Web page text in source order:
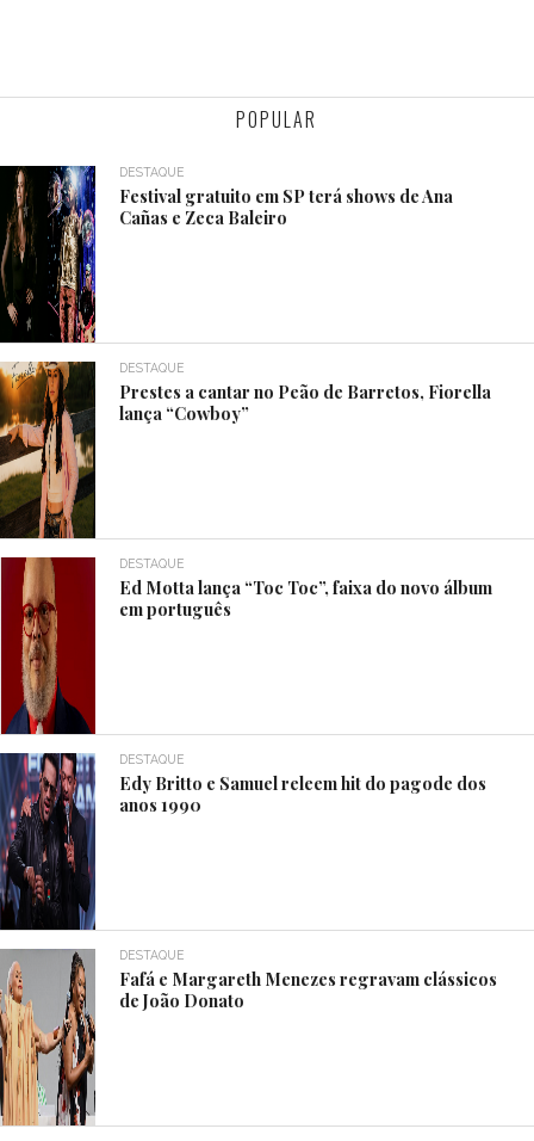
POPULAR
DESTAQUE
Festival gratuito em SP terá shows de Ana
Cañas e Zeca Baleiro
DESTAQUE
Prestes a cantar no Peão de Barretos, Fiorella
lança “Cowboy”
DESTAQUE
Ed Motta lança “Toc Toc”, faixa do novo álbum
em português
DESTAQUE
Edy Britto e Samuel releem hit do pagode dos
anos 1990
DESTAQUE
Fafá e Margareth Menezes regravam clássicos
de João Donato